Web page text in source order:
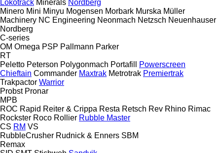
Lokotrack Minerals Nordberg
Minero Mini Minyu Mogensen Morbark Murska Müller
Machinery NC Engineering Neonmach Netzsch Neuenhauser
Nordberg
C-series
OM Omega PSP Pallmann Parker
RT
Peletto Peterson Polygonmach Portafill
Powerscreen
Chieftain Commander Maxtrak Metrotrak Premiertrak
Trakpactor Warrior
Probst Pronar
MPB
ROC Rapid Reiter & Crippa Resta Retsch Rev Rhino Rimac
Rockster Roco Rollier Rubble Master
CS RM VS
RubbleCrusher Rudnick & Enners SBM
Remax